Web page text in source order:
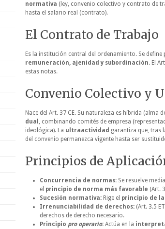
normativa (ley, convenio colectivo y contrato de
hasta el salario real (contrato).
El Contrato de Trabajo
Es la institución central del ordenamiento. Se
remuneración, ajenidad y subordinación. El
estas notas.
Convenio Colectivo y
Nace del Art. 37 CE. Su naturaleza es híbrida (alma
dual , combinando comités de empresa
ideológica). La ultraactividad garantiza que, tras
del convenio permanezca vigente hasta ser
Principios de
Concurrencia de normas: Se resuelve
el principio de norma más favorable (Art.
Sucesión normativa: Rige el principio de
Irrenunciabilidad de derechos: (Art. 3.5
derechos de derecho necesario.
Principio pro operario: Actúa en la